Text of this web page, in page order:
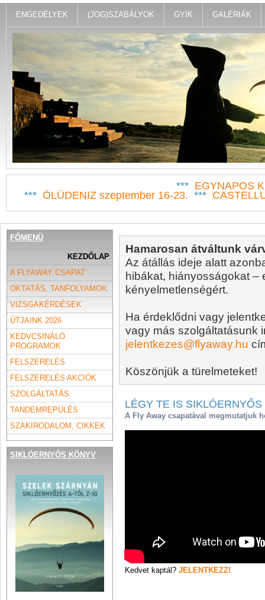
ENGEDÉLYEK (JOG)SZABÁLYOK GYIK GALÉRIÁK
*** EGYNAPOS
*** ÖLÜDENIZ szeptember 16-23. ***
FŐMENÜ
KEZDŐLAP
A FLYAWAY CSAPAT
OKTATÁS, TANFOLYAMOK
VIZSGAKÉRDÉSEK
ÚTJAINK 2026
KEDVCSINÁLÓ
PROGRAMOK
FELSZERELÉS
FELSZERELÉS AKCIÓK
SZOLGÁLTATÁS
TANDEMREPÜLÉS
SZAKIRODALOM, CIKKEK
SIKLÓERNYŐS KÖNYV
Hamarosan átváltunk
Az átállás ideje alatt
hibákat, hiányosságokat
kényelmetlenségért.
Ha érdeklődni vagy
vagy más szolgáltatásunk
jelentkezes@flyaway.hu
Köszönjük a türelmeteket!
LÉGY TE IS SIKLÓERNYŐS
A Fly Away csapatával megmutatjuk
Kedvet kaptál? JELENTKEZZ!